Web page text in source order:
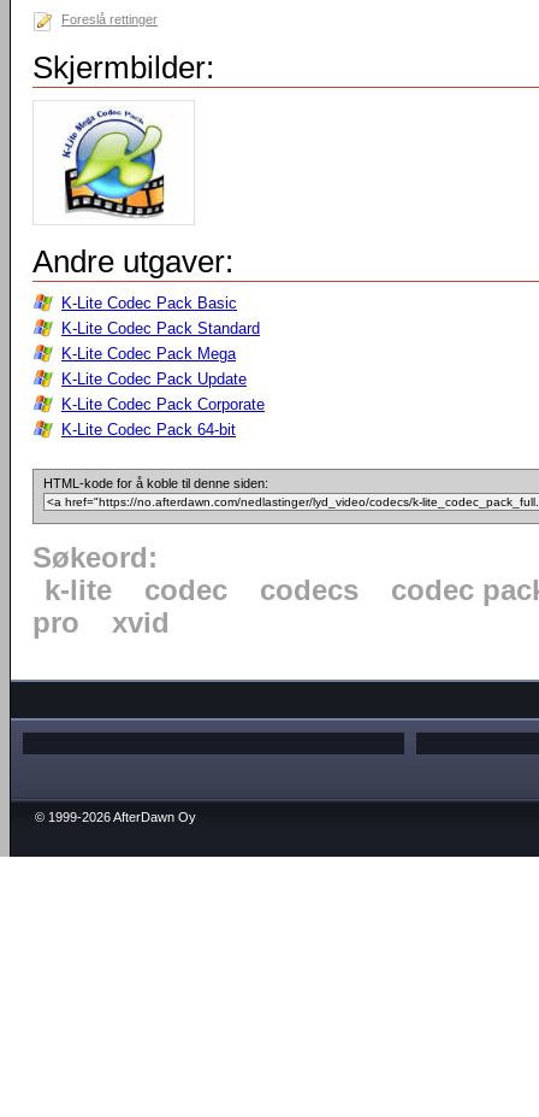
Foreslå rettinger
Skjermbilder:
Andre utgaver:
K-Lite Codec Pack Basic
K-Lite Codec Pack Standard
K-Lite Codec Pack Mega
K-Lite Codec Pack Update
K-Lite Codec Pack Corporate
K-Lite Codec Pack 64-bit
HTML-kode for å koble til denne siden:
Søkeord:
k-lite
codec codecs
codec
pro
xvid
© 1999-2026 AfterDawn Oy